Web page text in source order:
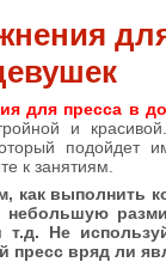
для пресса в
и
подойдет
к занятиям.
как выполнить
небольшую
т.д.
Не
пресс вряд ли